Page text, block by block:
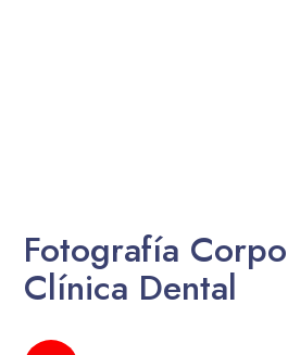
Fotografía
Clínica Dental